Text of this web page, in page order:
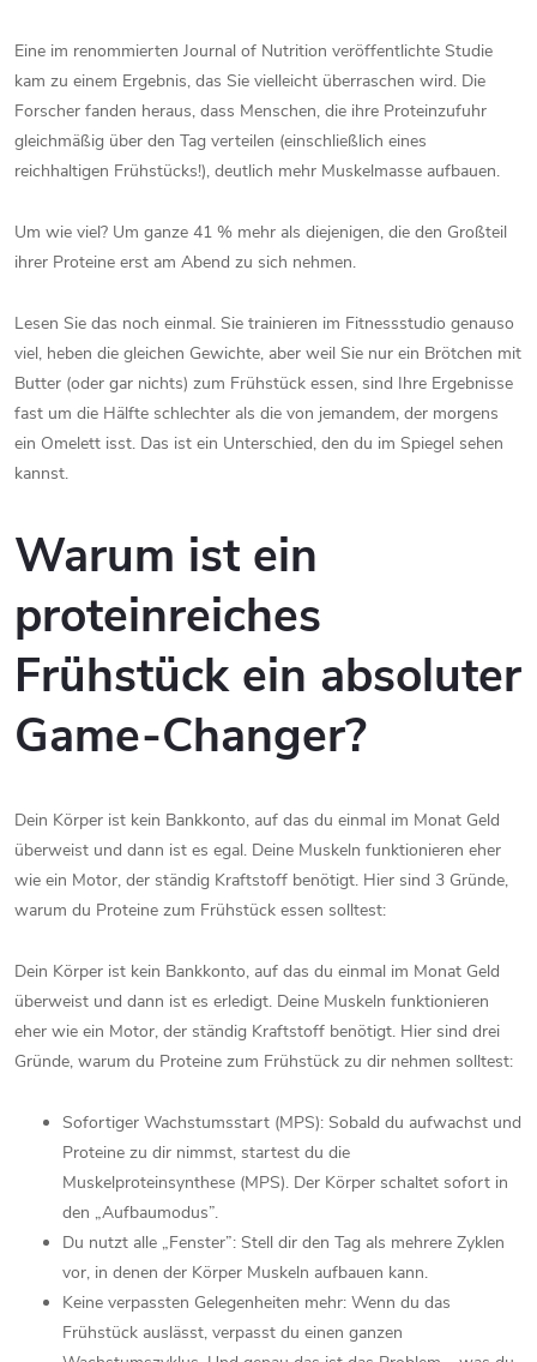
Eine im renommierten Journal of Nutrition veröffentlichte Studie
kam zu einem Ergebnis, das Sie vielleicht überraschen wird. Die
Forscher fanden heraus, dass Menschen, die ihre Proteinzufuhr
gleichmäßig über den Tag verteilen (einschließlich eines
reichhaltigen Frühstücks!), deutlich mehr Muskelmasse aufbauen.
Um wie viel? Um ganze 41 % mehr als diejenigen, die den Großteil
ihrer Proteine erst am Abend zu sich nehmen.
Lesen Sie das noch einmal. Sie trainieren im Fitnessstudio genauso
viel, heben die gleichen Gewichte, aber weil Sie nur ein Brötchen mit
Butter (oder gar nichts) zum Frühstück essen, sind Ihre Ergebnisse
fast um die Hälfte schlechter als die von jemandem, der morgens
ein Omelett isst. Das ist ein Unterschied, den du im Spiegel sehen
kannst.
Warum ist ein
proteinreiches
Frühstück ein absoluter
Game-Changer?
Dein Körper ist kein Bankkonto, auf das du einmal im Monat Geld
überweist und dann ist es egal. Deine Muskeln funktionieren eher
wie ein Motor, der ständig Kraftstoff benötigt. Hier sind 3 Gründe,
warum du Proteine zum Frühstück essen solltest:
Dein Körper ist kein Bankkonto, auf das du einmal im Monat Geld
überweist und dann ist es erledigt. Deine Muskeln funktionieren
eher wie ein Motor, der ständig Kraftstoff benötigt. Hier sind drei
Gründe, warum du Proteine zum Frühstück zu dir nehmen solltest:
Sofortiger Wachstumsstart (MPS): Sobald du aufwachst und
Proteine zu dir nimmst, startest du die
Muskelproteinsynthese (MPS). Der Körper schaltet sofort in
den „Aufbaumodus”.
Du nutzt alle „Fenster”: Stell dir den Tag als mehrere Zyklen
vor, in denen der Körper Muskeln aufbauen kann.
Keine verpassten Gelegenheiten mehr: Wenn du das
Frühstück auslässt, verpasst du einen ganzen